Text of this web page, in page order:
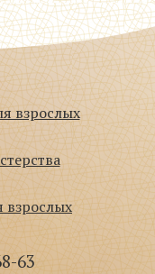
взрослых
взрослых
63